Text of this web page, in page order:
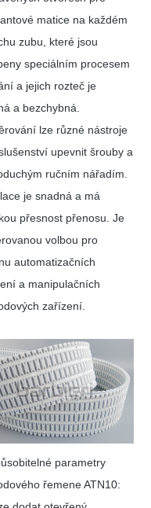
matice na každém
zubu, které jsou
speciálním procesem
a jejich rozteč je
a bezchybná.
lze různé nástroje
upevnit šrouby a
ručním nářadím.
je snadná a má
přesnost přenosu. Je
volbou pro
automatizačních
a manipulačních
zařízení.
parametry
řemene ATN10: